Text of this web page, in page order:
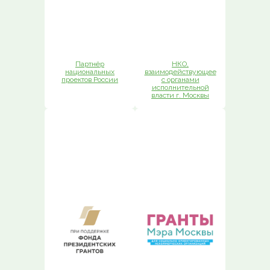
Партнёр
национальных
проектов России
НКО,
взаимодействующее
с органами
исполнительной
власти г. Москвы